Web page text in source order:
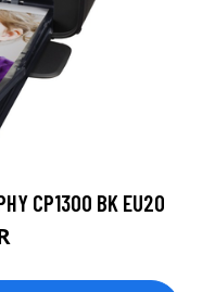
CP1300 BK EU20